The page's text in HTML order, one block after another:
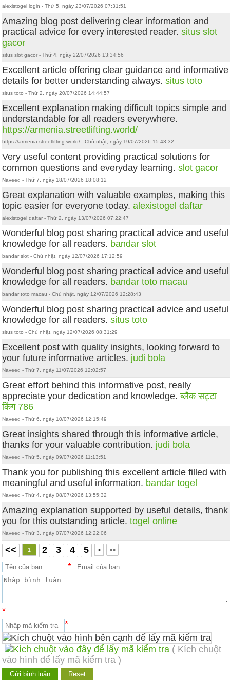
alexistogel login - Thứ 5, ngày 23/07/2026 07:31:51
Amazing blog post delivering clear information and
practical advice for every interested reader.situs slot
gacor
situs slot gacor - Thứ 4, ngày 22/07/2026 13:34:56
Excellent article offering clear guidance and informative
details for better understanding always.situs toto
situs toto - Thứ 2, ngày 20/07/2026 14:44:57
Excellent explanation making difficult topics simple and
understandable for all readers everywhere.
https://armenia.streetlifting.world/
https://armenia.streetlifting.world/ - Chủ nhật, ngày 19/07/2026 15:43:32
Very useful content providing practical solutions for
common questions and everyday learning.slot gacor
Naveed - Thứ 7, ngày 18/07/2026 18:08:12
Great explanation with valuable examples, making this
topic easier for everyone today.alexistogel daftar
alexistogel daftar - Thứ 2, ngày 13/07/2026 07:22:47
Wonderful blog post sharing practical advice and useful
knowledge for all readers. bandar slot
bandar slot - Chủ nhật, ngày 12/07/2026 17:12:59
Wonderful blog post sharing practical advice and useful
knowledge for all readers. bandar toto macau
bandar toto macau - Chủ nhật, ngày 12/07/2026 12:28:43
Wonderful blog post sharing practical advice and useful
knowledge for all readers.situs toto
situs toto - Chủ nhật, ngày 12/07/2026 08:31:29
Excellent post with quality insights, looking forward to
your future informative articles. judi bola
Naveed - Thứ 7, ngày 11/07/2026 12:02:57
Great effort behind this informative post, really
appreciate your dedication and knowledge.ब्लैक सट्टा
किंग 786
Naveed - Thứ 6, ngày 10/07/2026 12:15:49
Great insights shared through this informative article,
thanks for your valuable contribution. judi bola
Naveed - Thứ 5, ngày 09/07/2026 11:13:51
Thank you for publishing this excellent article filled with
meaningful and useful information. bandar togel
Naveed - Thứ 4, ngày 08/07/2026 13:55:32
Amazing explanation supported by useful details, thank
you for this outstanding article.togel online
Naveed - Thứ 3, ngày 07/07/2026 12:22:06
<< 1 2 3 4 5 > >>
*
*
*
( Kích chuột
vào hình để lấy mã kiểm tra )